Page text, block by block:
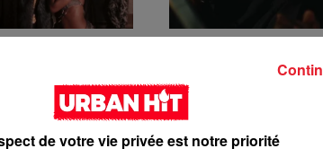
interlude Yorssy
de votre vie privée est notre priorité